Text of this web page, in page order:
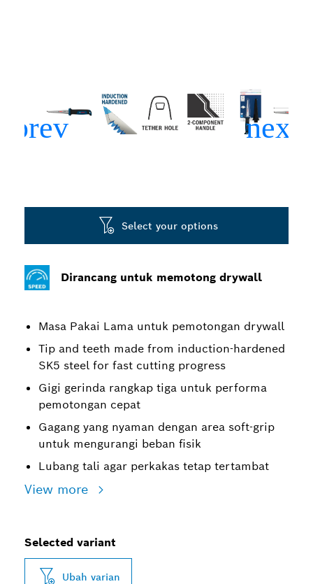
Dirancang untuk memotong drywall
Masa Pakai Lama untuk pemotongan drywall
Tip and teeth made from induction-hardened
SK5 steel for fast cutting progress
Gigi gerinda rangkap tiga untuk performa
pemotongan cepat
Gagang yang nyaman dengan area soft-grip
untuk mengurangi beban fisik
Lubang tali agar perkakas tetap tertambat
View more
Select your options
Selected variant
Ubah varian